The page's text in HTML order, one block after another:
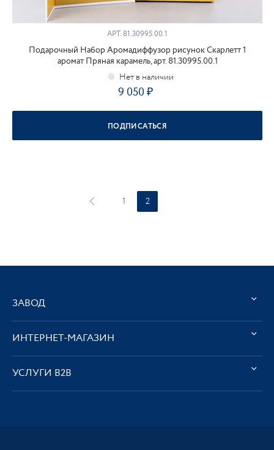
АРТ. 81.30995.00.1
Подарочный Набор Аромадиффузор рисунок Скарлетт 1
аромат Пряная карамель, арт. 81.30995.00.1
9 050
ПОДПИСАТЬСЯ
1 2
ЗАВОД
ИНТЕРНЕТ-МАГАЗИН
УСЛУГИ В2В